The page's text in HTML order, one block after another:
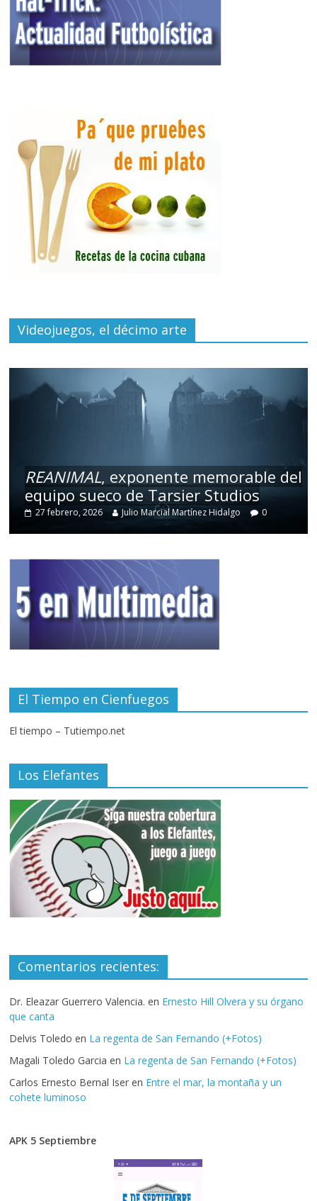
Videojuegos, el décimo arte
REANIMAL, exponente memorable del
equipo sueco de Tarsier Studios
27 febrero, 2026 Julio Marcial Martínez Hidalgo 0
El Tiempo en Cienfuegos
El tiempo – Tutiempo.net
Los Elefantes
Comentarios recientes:
Dr. Eleazar Guerrero Valencia. en Ernesto Hill Olvera y su órgano
que canta
Delvis Toledo en La regenta de San Fernando (+Fotos)
Magali Toledo Garcia en La regenta de San Fernando (+Fotos)
Carlos Ernesto Bernal Iser en Entre el mar, la montaña y un
cohete luminoso
APK 5 Septiembre